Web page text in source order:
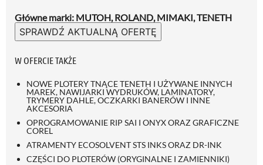
Główne marki: MUTOH, ROLAND, MIMAKI, TENETH
SPRAWDŹ AKTUALNĄ OFERTĘ
W OFERCIE TAKŻE
NOWE PLOTERY TNĄCE TENETH I UŻYWANE INNYCH
MAREK, NAWIJARKI WYDRUKÓW, LAMINATORY,
TRYMERY DAHLE, OCZKARKI BANERÓW I INNE
AKCESORIA
OPROGRAMOWANIE RIP SAI I ONYX ORAZ GRAFICZNE
COREL
ATRAMENTY ECOSOLVENT STS INKS ORAZ DR-INK
CZĘŚCI DO PLOTERÓW (ORYGINALNE I ZAMIENNIKI)